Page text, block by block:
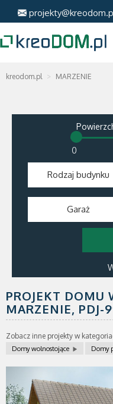
kreodom.pl MARZENIE
Rodzaj budynku
Garaż
PROJEKT DOMU
MARZENIE, PDJ-
Zobacz inne projekty w
Domy wolnostojące
Domy